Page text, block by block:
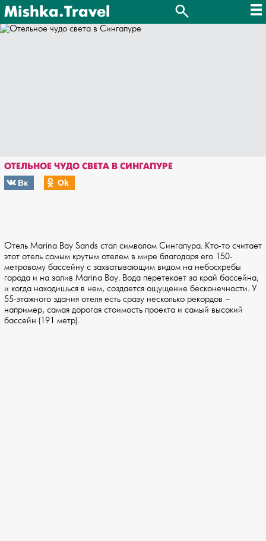
Mishka.Travel
ОТЕЛЬНОЕ ЧУДО СВЕТА В СИНГАПУРЕ
Вк
Оk
Отель Marina Bay Sands стал символом Сингапура. Кто-то считает
этот отель самым крутым отелем в мире благодаря его 150-
метровому бассейну с захватывающим видом на небоскребы
города и на залив Marina Bay. Вода перетекает за край бассейна,
и когда находишься в нем, создается ощущение бесконечности. У
55-этажного здания отеля есть сразу несколько рекордов –
например, самая дорогая стоимость проекта и самый высокий
бассейн (191 метр).